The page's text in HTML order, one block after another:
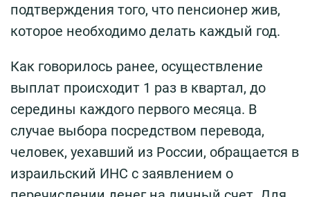
подтверждения того, что пенсионер жив,
которое необходимо делать каждый год.
Как говорилось ранее, осуществление
выплат происходит 1 раз в квартал, до
середины каждого первого месяца. В
случае выбора посредством перевода,
человек, уехавший из России, обращается в
израильский ИНС с заявлением о